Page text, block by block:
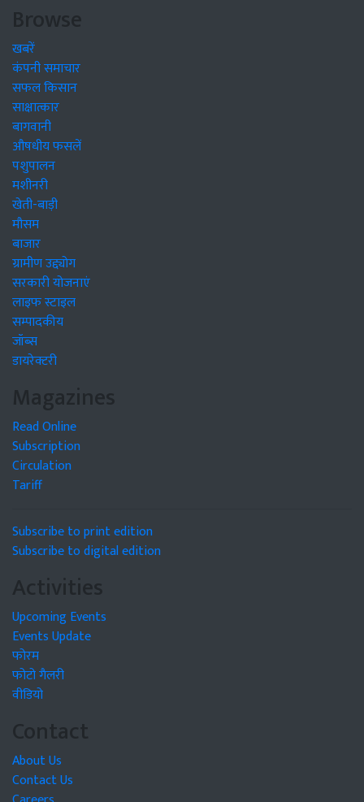
Browse
खबरें
कंपनी समाचार
सफल किसान
साक्षात्कार
बागवानी
औषधीय फसलें
पशुपालन
मशीनरी
खेती-बाड़ी
मौसम
बाजार
ग्रामीण उद्द्योग
सरकारी योजनाएं
लाइफ स्टाइल
सम्पादकीय
जॉब्स
डायरेक्टरी
Magazines
Read Online
Subscription
Circulation
Tariff
Subscribe to print edition
Subscribe to digital edition
Activities
Upcoming Events
Events Update
फोरम
फोटो गैलरी
वीडियो
Contact
About Us
Contact Us